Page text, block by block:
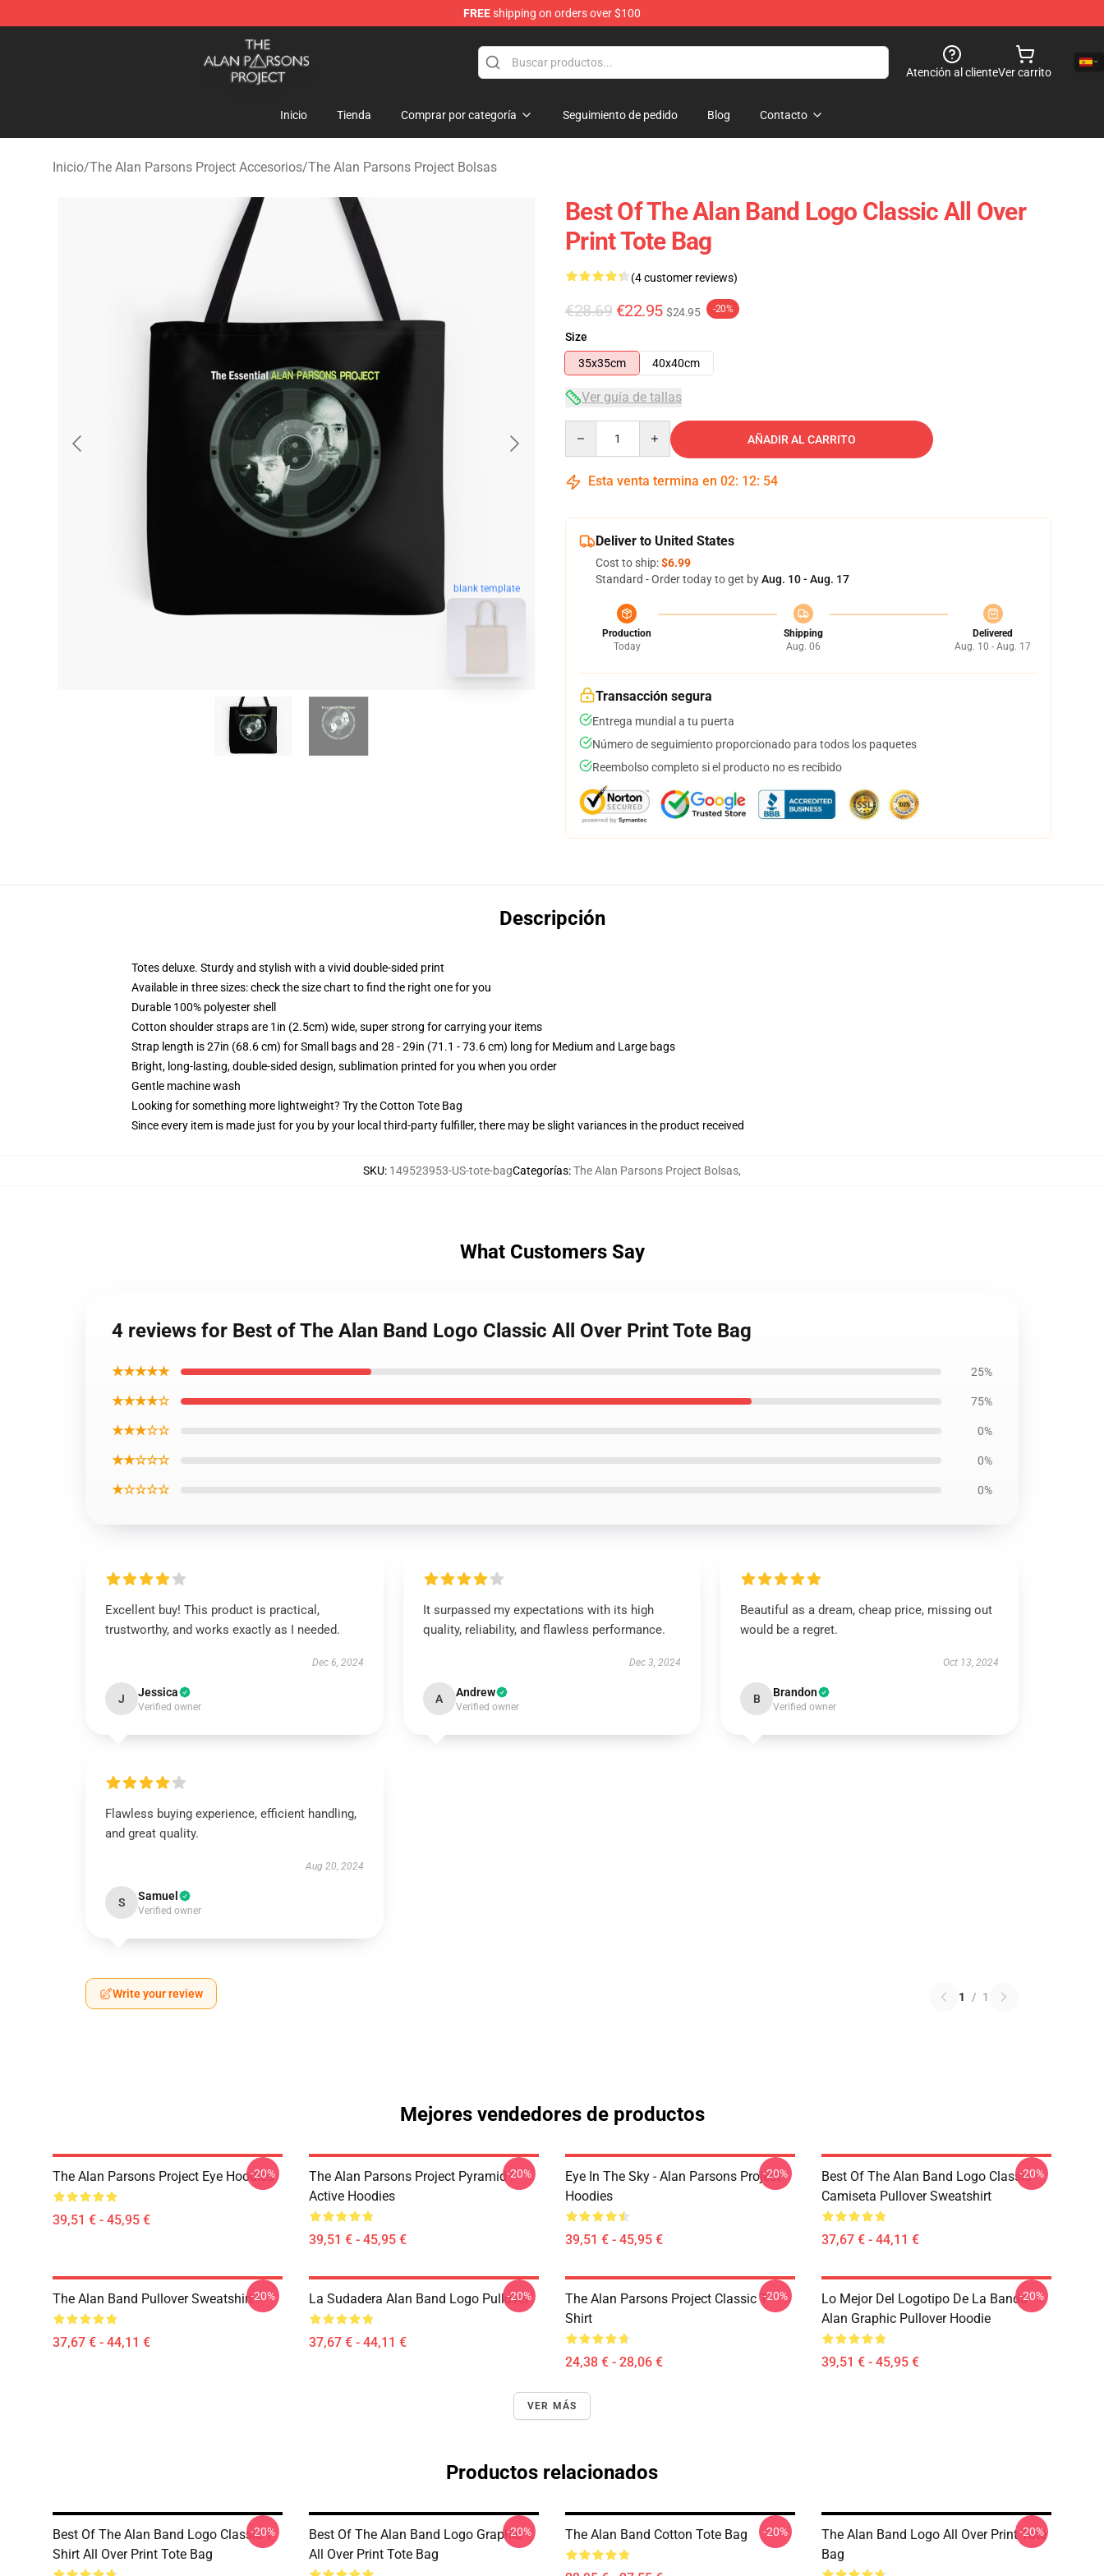
FREEshipping on orders over $100
The Alan Parsons Project Store - Official The Alan Parsons Project Merchandise Shop
Atención al clienteVer carrito
Inicio Tienda Comprar por categoría Seguimiento de pedido Blog Contacto
Inicio/The Alan Parsons Project Accesorios/The Alan Parsons Project Bolsas
blank template
Best Of The Alan Band Logo Classic All Over
Print Tote Bag
(4 customer reviews)
€28.69 €22.95 $24.95 -20%
Size
35x35cm
40x40cm
Ver guía de tallas
AÑADIR AL CARRITO
Esta venta termina en 02: 12: 53
Deliver to United States
Cost to ship:$6.99
Standard - Order today to get byAug. 10 - Aug. 17
Production
Today
Shipping
Aug. 06
Delivered
Aug. 10 - Aug. 17
Transacción segura
Entrega mundial a tu puerta
Número de seguimiento proporcionado para todos los paquetes
Reembolso completo si el producto no es recibido
Descripción
Totes deluxe. Sturdy and stylish with a vivid double-sided print
Available in three sizes: check the size chart to find the right one for you
Durable 100% polyester shell
Cotton shoulder straps are 1in (2.5cm) wide, super strong for carrying your items
Strap length is 27in (68.6 cm) for Small bags and 28 - 29in (71.1 - 73.6 cm) long for Medium and Large bags
Bright, long-lasting, double-sided design, sublimation printed for you when you order
Gentle machine wash
Looking for something more lightweight? Try the Cotton Tote Bag
Since every item is made just for you by your local third-party fulfiller, there may be slight variances in the product received
SKU: 149523953-US-tote-bagCategorías:The Alan Parsons Project Bolsas,
What Customers Say
4 reviews for Best of The Alan Band Logo Classic All Over Print Tote Bag
★★★★★ 25%
★★★★☆ 75%
★★★☆☆ 0%
★★☆☆☆ 0%
★☆☆☆☆ 0%
Excellent buy! This product is practical,
trustworthy, and works exactly as I needed.
Dec 6, 2024
J Jessica
Verified owner
It surpassed my expectations with its high
quality, reliability, and flawless performance.
Dec 3, 2024
A Andrew
Verified owner
Beautiful as a dream, cheap price, missing out
would be a regret.
Oct 13, 2024
B Brandon
Verified owner
Flawless buying experience, efficient handling,
and great quality.
Aug 20, 2024
S Samuel
Verified owner
Write your review 1 / 1
Mejores vendedores de productos
The Alan Parsons Project Eye Hoodies
39,51 € - 45,95 €
-20%
The Alan Parsons Project Pyramid |
Active Hoodies
39,51 € - 45,95 €
-20%
Eye In The Sky - Alan Parsons Project -
Hoodies
39,51 € - 45,95 €
-20%
Best Of The Alan Band Logo Classic
Camiseta Pullover Sweatshirt
37,67 € - 44,11 €
-20%
The Alan Band Pullover Sweatshirt
37,67 € - 44,11 €
-20% La Sudadera Alan Band Logo Pullover
37,67 € - 44,11 €
-20%
The Alan Parsons Project Classic T-
Shirt
24,38 € - 28,06 €
-20%
Lo Mejor Del Logotipo De La Banda
Alan Graphic Pullover Hoodie
39,51 € - 45,95 €
-20%
VER MÁS
Productos relacionados
Best Of The Alan Band Logo Classic T-
Shirt All Over Print Tote Bag
-20%
Best Of The Alan Band Logo Graphic
All Over Print Tote Bag
-20% The Alan Band Cotton Tote Bag -20%
The Alan Band Logo All Over Print Tote
Bag
-20%